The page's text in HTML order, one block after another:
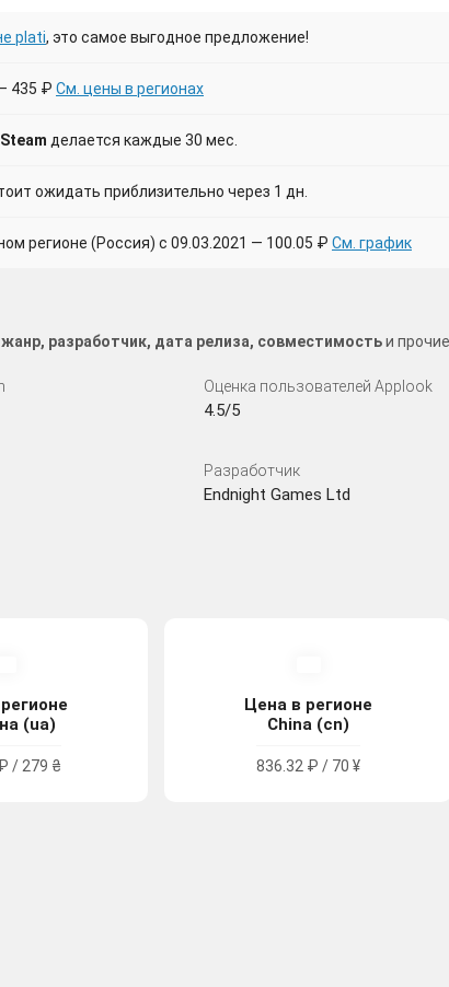
plati, это самое выгодное предложение!
435 ₽ См. цены в регионах
делается каждые 30 мес.
ожидать приблизительно через 1 дн.
регионе (Россия) с 09.03.2021 — 100.05 ₽ См. график
разработчик, дата релиза, совместимостьи
Оценка пользователей Applook
4.5/5
Разработчик
Endnight Games Ltd
(ua)
/ 279 ₴
Цена в регионе
China (cn)
836.32 ₽ / 70 ¥